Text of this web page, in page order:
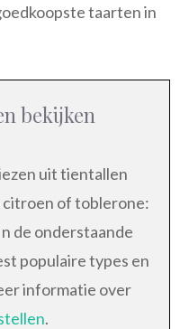
taarten in
bekijken
uit tientallen
citroen of toblerone:
de onderstaande
populaire types en
informatie over
.